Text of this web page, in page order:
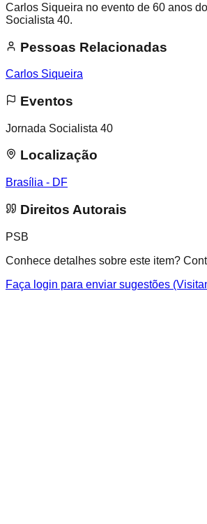
Carlos Siqueira no evento de 60 anos
Socialista 40.
Pessoas Relacionadas
Carlos Siqueira
Eventos
Jornada Socialista 40
Localização
Brasília - DF
Direitos Autorais
PSB
Conhece detalhes sobre este item?
Faça login para enviar sugestões